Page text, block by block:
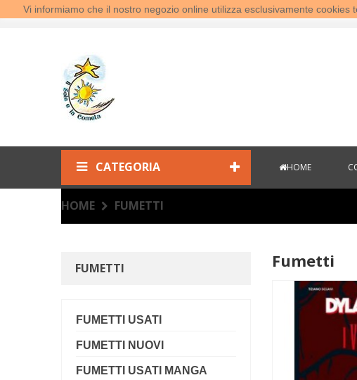
Vi informiamo che il nostro negozio online utilizza esclusivamente
Benvenuti al Sole e la Cometa!
CATEGORIA HOME
HOME FUMETTI
FUMETTI
FUMETTI USATI
FUMETTI NUOVI
FUMETTI USATI MANGA
Fumetti